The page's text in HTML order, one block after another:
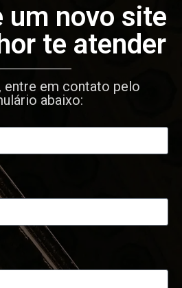
um novo site
te atender
entre em contato pelo
abaixo: